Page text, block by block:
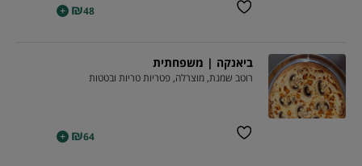
₪48
+
ביאנקה | משפחתית
רוטב שמנת, מוצרלה, פטריות טריות ובטטות
₪64
+